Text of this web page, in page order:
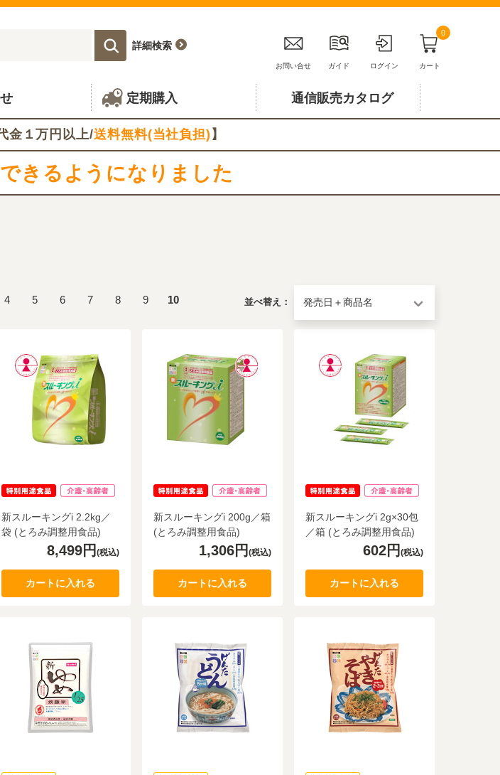
詳細検索
お問い合せ ガイド ログイン
0
カート
定期購入 通信販売カタログ
金１万円以上/送料無料(当社負担) 】
きるようになりました
10
月 火 水
並べ替え： 発売日＋商品名
4 5 6 7 8 9 10
新スルーキングi 2.2kg／
袋 (とろみ調整用食品)
8,499円 (税込)
カートに入れる
新スルーキングi 200g／箱
(とろみ調整用食品)
1,306円 (税込)
カートに入れる
新スルーキングi 2g×30包
／箱 (とろみ調整用食品)
602円 (税込)
カートに入れる